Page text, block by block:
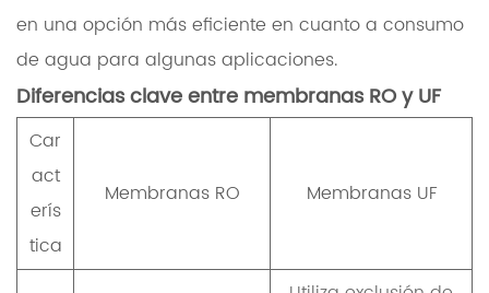
en una opción más eficiente en cuanto a consumo
de agua para algunas aplicaciones.
Diferencias clave entre membranas RO y UF
Car
act
erís
tica
Membranas RO Membranas UF